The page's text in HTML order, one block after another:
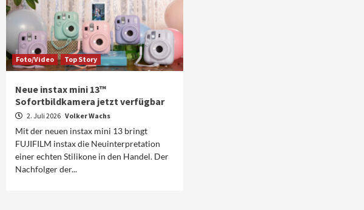
Foto/Video Top Story
Neue instax mini 13™
Sofortbildkamera jetzt verfügbar
2. Juli 2026 Volker Wachs
Mit der neuen instax mini 13 bringt
FUJIFILM instax die Neuinterpretation
einer echten Stilikone in den Handel. Der
Nachfolger der...